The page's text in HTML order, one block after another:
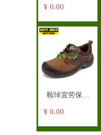
SafetyJogger安
劳保鞋
¥ 0.00
鞍琸宜劳保鞋
SafetyJogger安
¥ 0.00